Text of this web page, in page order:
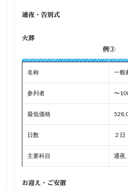
通夜・告別式
火葬
例③
名称 一般
参列者 〜
最低価格
日数 ２日
主要科目 通夜
お迎え・ご安置